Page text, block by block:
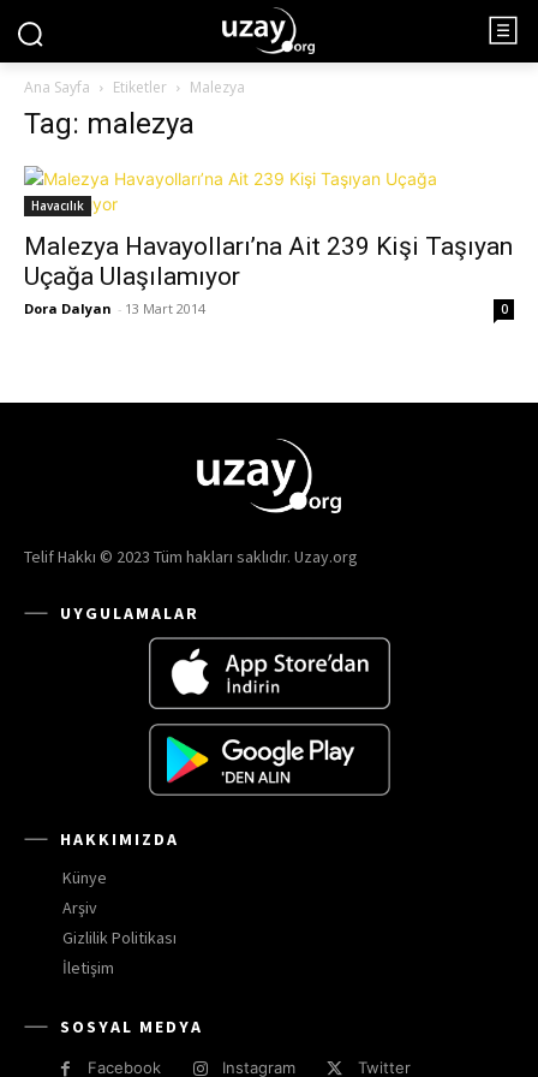
Ana Sayfa Etiketler Malezya
Tag: malezya
Havacılık
Malezya Havayolları’na Ait 239 Kişi Taşıyan
Uçağa Ulaşılamıyor
Dora Dalyan - 13 Mart 2014 0
Telif Hakkı © 2023 Tüm hakları saklıdır. Uzay.org
UYGULAMALAR
HAKKIMIZDA
Künye
Arşiv
Gizlilik Politikası
İletişim
SOSYAL MEDYA
Facebook Instagram Twitter